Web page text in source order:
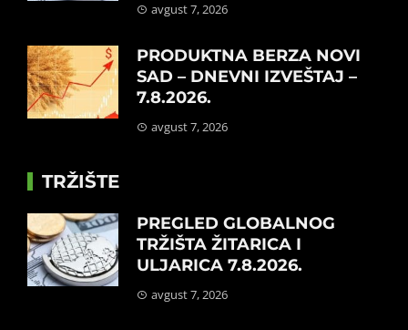
avgust 7, 2026
PRODUKTNA BERZA NOVI
SAD – DNEVNI IZVEŠTAJ –
7.8.2026.
avgust 7, 2026
TRŽIŠTE
PREGLED GLOBALNOG
TRŽIŠTA ŽITARICA I
ULJARICA 7.8.2026.
avgust 7, 2026